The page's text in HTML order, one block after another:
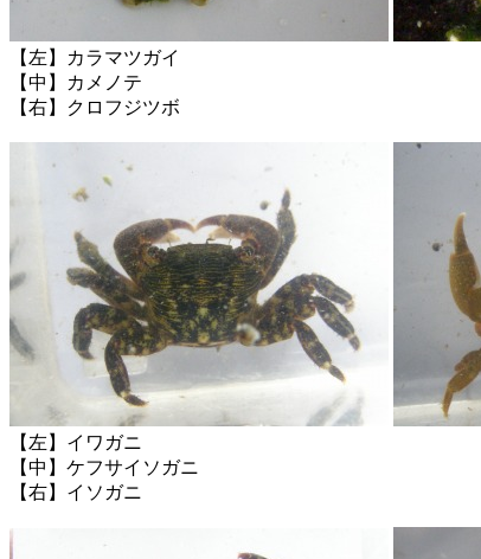
【左】カラマツガイ
【中】カメノテ
【右】クロフジツボ
【左】イワガニ
【中】ケフサイソガニ
【右】イソガニ